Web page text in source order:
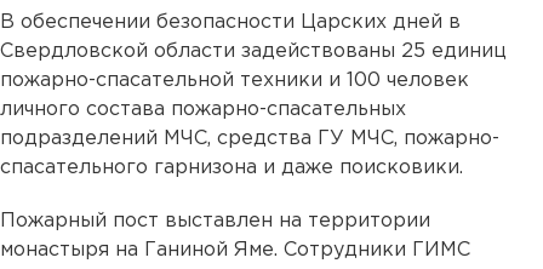
В обеспечении безопасности Царских дней в
Свердловской области задействованы 25 единиц
пожарно-спасательной техники и 100 человек
личного состава пожарно-спасательных
подразделений МЧС, средства ГУ МЧС, пожарно-
спасательного гарнизона и даже поисковики.
Пожарный пост выставлен на территории
монастыря на Ганиной Яме. Сотрудники ГИМС